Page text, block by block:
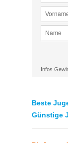
Infos
Beste
Günstige